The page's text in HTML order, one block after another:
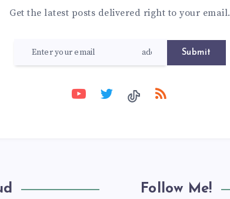
Get the latest posts delivered right to your email.
Submit
Follow Me!